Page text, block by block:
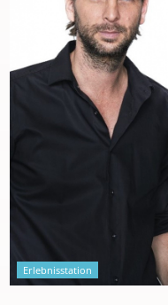
Erlebnisstation